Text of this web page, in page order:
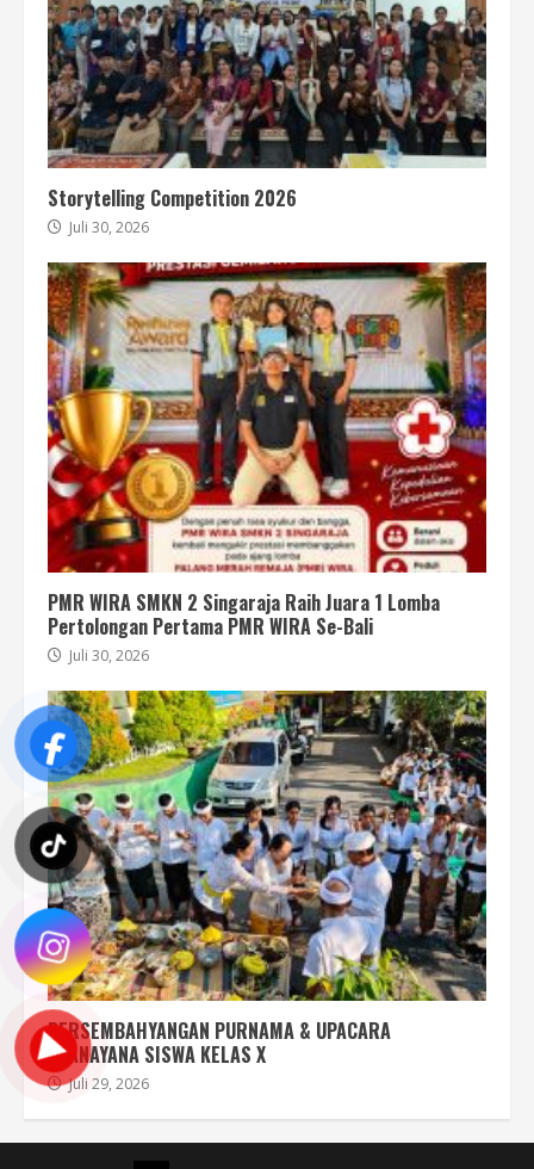
Storytelling Competition 2026
Juli 30, 2026
PMR WIRA SMKN 2 Singaraja Raih Juara 1 Lomba
Pertolongan Pertama PMR WIRA Se-Bali
Juli 30, 2026
PERSEMBAHYANGAN PURNAMA & UPACARA
UPANAYANA SISWA KELAS X
Juli 29, 2026